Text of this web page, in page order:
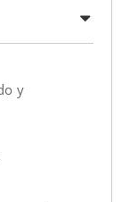
y